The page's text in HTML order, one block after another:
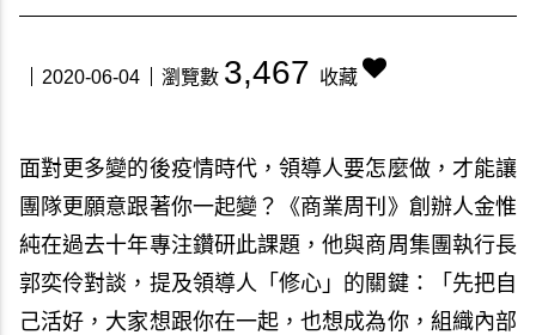
2020-06-04 瀏覽數 3,467 收藏
面對更多變的後疫情時代，領導人要怎麼做，才能讓
團隊更願意跟著你一起變？《商業周刊》創辦人金惟
純在過去十年專注鑽研此課題，他與商周集團執行長
郭奕伶對談，提及領導人「修心」的關鍵：「先把自
己活好，大家想跟你在一起，也想成為你，組織內部